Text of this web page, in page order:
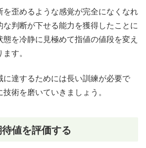
歪めるような感覚が完全になくなれ
な判断が下せる能力を獲得したことに
を冷静に見極めて指値の値段を変え
す。
達するためには長い訓練が必要で
術を磨いていきましょう。
値を評価する